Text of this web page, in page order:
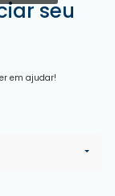
seu
em ajudar!